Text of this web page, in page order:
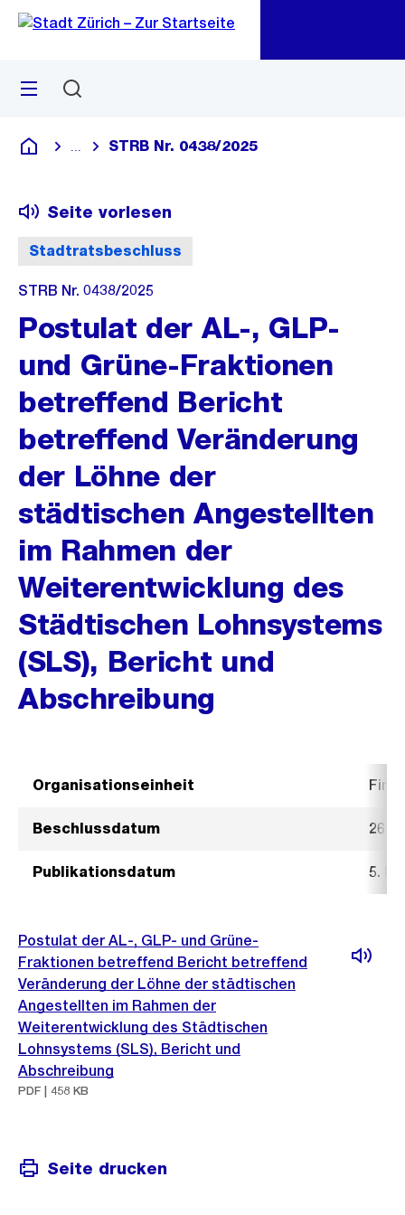
Navigation
Sprunglink
Menü
Deutsch
Blende alle Breadcrumbs ein
STRB Nr. 0438/2025
Stadtratsbeschluss
Seite vorlesen
STRB Nr. 0438/2025
Postulat der AL-, GLP-
und Grüne-Fraktionen
betreffend Bericht
betreffend Veränderung
der Löhne der
städtischen Angestellten
im Rahmen der
Weiterentwicklung des
Städtischen Lohnsystems
(SLS), Bericht und
Abschreibung
Organisationseinheit
Beschlussdatum 26.
Publikationsdatum 5.
Postulat der AL-, GLP- und Grüne-
Fraktionen betreffend Bericht betreffend
Veränderung der Löhne der städtischen
Angestellten im Rahmen der
Weiterentwicklung des Städtischen
Lohnsystems (SLS), Bericht und
Abschreibung
PDF | 458 KB
Seite drucken